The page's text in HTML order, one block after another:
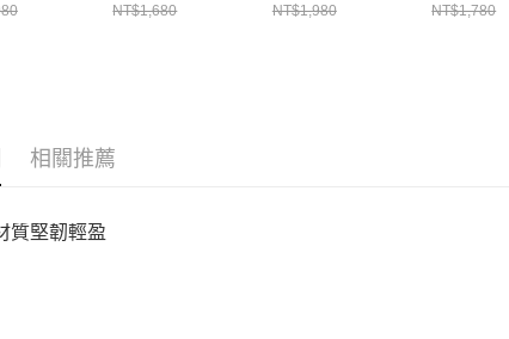
NT$1,680 NT$1,980 NT$1,780
相關推薦
質堅韌輕盈